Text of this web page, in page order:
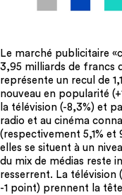
Le marché publicitaire
3,95 milliards de francs
représente un recul de
nouveau en popularité
la télévision (-8,3%) et
radio et au cinéma
(respectivement 5,1% et
elles se situent à un
du mix de médias reste
resserrent. La télévision
-1 point) prennent la